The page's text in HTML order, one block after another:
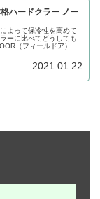
ハードクラー ノー
よって保冷性を高めて
ーに比べてどうしても
（フィールドア）が
細をレビューします。
2021.01.22